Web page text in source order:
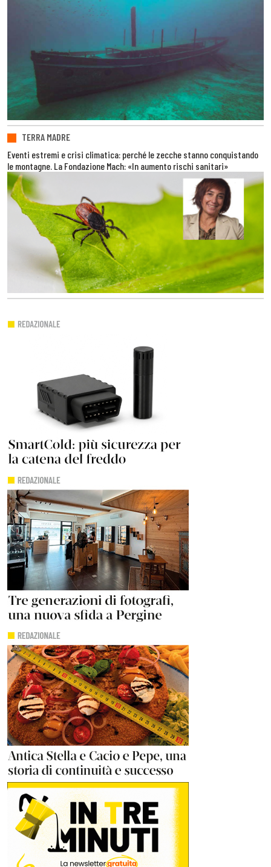
TERRA MADRE
Eventi estremi e crisi climatica: perché le zecche stanno conquistando
le montagne. La Fondazione Mach: «In aumento rischi sanitari»